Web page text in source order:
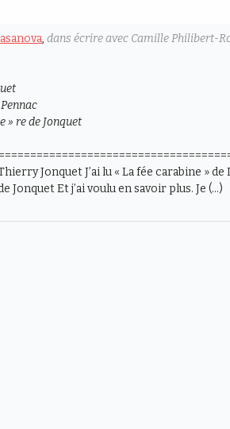
,dans écrire avec Camille Philibert-
» re de Jonquet
Jonquet J’ai lu « La fée carabine » de
Jonquet Et j’ai voulu en savoir plus. Je (…)